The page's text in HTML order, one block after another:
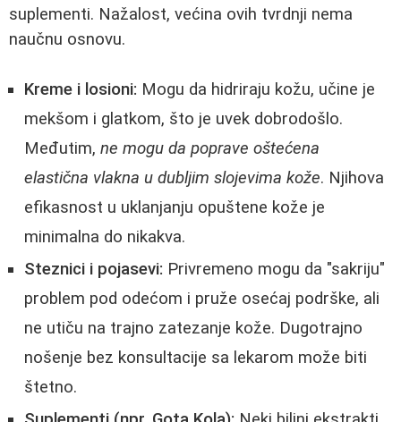
suplementi. Nažalost, većina ovih tvrdnji nema
naučnu osnovu.
Kreme i losioni: Mogu da hidriraju kožu, učine je
mekšom i glatkom, što je uvek dobrodošlo.
Međutim, ne mogu da poprave oštećena
elastična vlakna u dubljim slojevima kože. Njihova
efikasnost u uklanjanju opuštene kože je
minimalna do nikakva.
Steznici i pojasevi: Privremeno mogu da "sakriju"
problem pod odećom i pruže osećaj podrške, ali
ne utiču na trajno zatezanje kože. Dugotrajno
nošenje bez konsultacije sa lekarom može biti
štetno.